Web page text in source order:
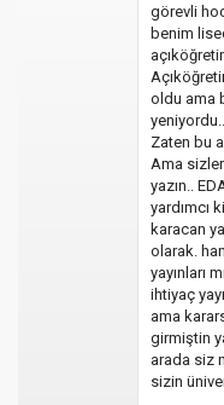
görevli
benim
oldu ama
Zaten bu
Ama
yazın..
yardımcı
karacan
olarak.
yayınları
ihtiyaç
ama
girmiştin
arada siz
sizin